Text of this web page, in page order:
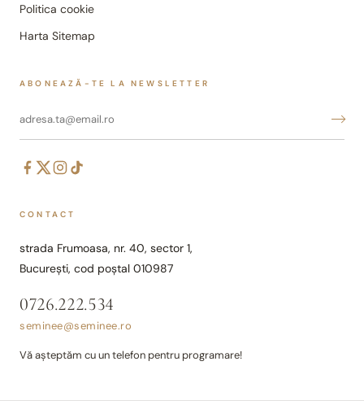
Politica cookie
Harta Sitemap
ABONEAZĂ-TE LA NEWSLETTER
CONTACT
strada Frumoasa, nr. 40, sector 1,
București, cod poștal 010987
0726.222.534
seminee@seminee.ro
Vă așteptăm cu un telefon pentru programare!